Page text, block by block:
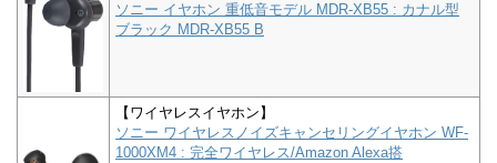
ソニー イヤホン 重低音モデル MDR-XB55 : カナル型
ブラック MDR-XB55 B
【ワイヤレスイヤホン】
ソニー ワイヤレスノイズキャンセリングイヤホン WF-
1000XM4 : 完全ワイヤレス/Amazon Alexa搭